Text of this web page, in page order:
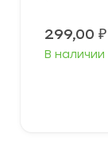
299,00 ₽
В наличии